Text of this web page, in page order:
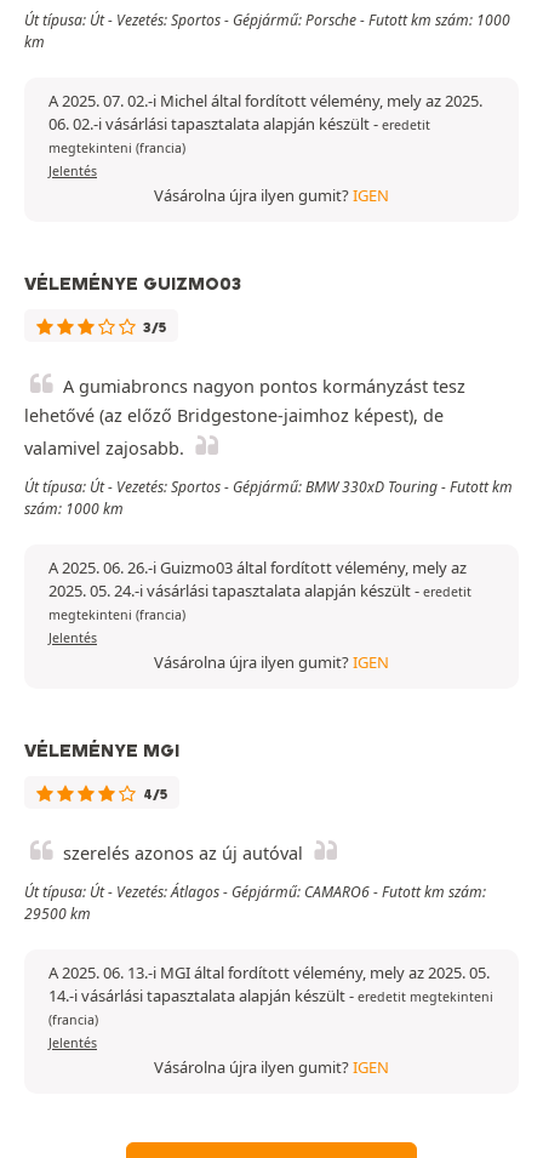
Út típusa: Út - Vezetés: Sportos - Gépjármű: Porsche - Futott km szám: 1000
km
A 2025. 07. 02.-i Michel által fordított vélemény, mely az 2025.
06. 02.-i vásárlási tapasztalata alapján készült- eredetit
megtekinteni (francia)
Jelentés
Vásárolna újra ilyen gumit?IGEN
VÉLEMÉNYE GUIZMO03
3/5
A gumiabroncs nagyon pontos kormányzást tesz
lehetővé (az előző Bridgestone-jaimhoz képest), de
valamivel zajosabb.
Út típusa: Út - Vezetés: Sportos - Gépjármű: BMW 330xD Touring - Futott km
szám: 1000 km
A 2025. 06. 26.-i Guizmo03 által fordított vélemény, mely az
2025. 05. 24.-i vásárlási tapasztalata alapján készült- eredetit
megtekinteni (francia)
Jelentés
Vásárolna újra ilyen gumit?IGEN
VÉLEMÉNYE MGI
4/5
szerelés azonos az új autóval
Út típusa: Út - Vezetés: Átlagos - Gépjármű: CAMARO6 - Futott km szám:
29500 km
A 2025. 06. 13.-i MGI által fordított vélemény, mely az 2025. 05.
14.-i vásárlási tapasztalata alapján készült- eredetit megtekinteni
(francia)
Jelentés
Vásárolna újra ilyen gumit?IGEN